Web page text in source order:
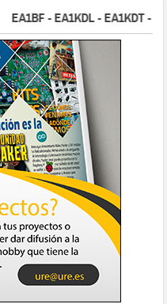
EA1BF - EA1KDL - EA1KDT -